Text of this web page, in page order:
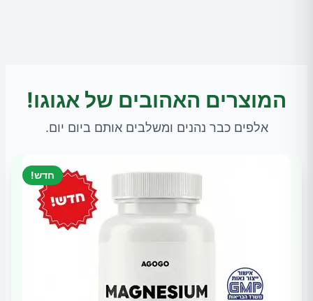
המוצרים האהובים של אגוגו!
אלפים כבר נהנים ומשלבים אותם ביום יום.
חדש!